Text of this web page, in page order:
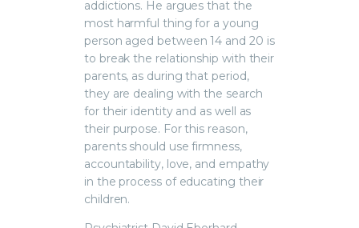
addictions. He argues that the
most harmful thing for a young
person aged between 14 and 20 is
to break the relationship with their
parents, as during that period,
they are dealing with the search
for their identity and as well as
their purpose. For this reason,
parents should use firmness,
accountability, love, and empathy
in the process of educating their
children.